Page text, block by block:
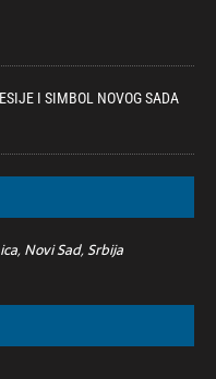
I SIMBOL NOVOG SADA
Novi Sad, Srbija